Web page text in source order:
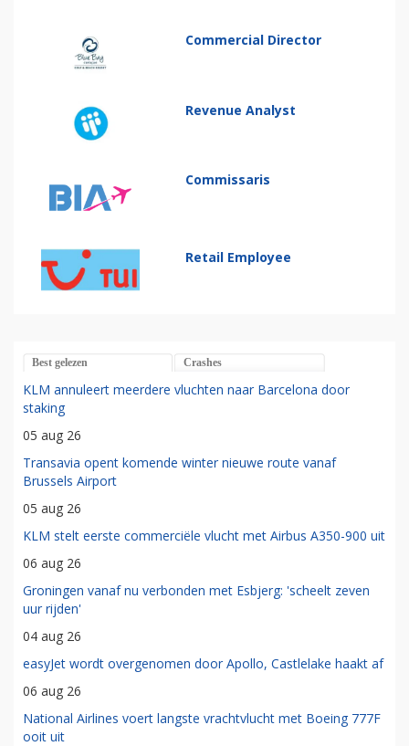
Commercial Director
Revenue Analyst
Commissaris
Retail Employee
Best gelezen Crashes
KLM annuleert meerdere vluchten naar Barcelona door
staking
05 aug 26
Transavia opent komende winter nieuwe route vanaf
Brussels Airport
05 aug 26
KLM stelt eerste commerciële vlucht met Airbus A350-900 uit
06 aug 26
Groningen vanaf nu verbonden met Esbjerg: 'scheelt zeven
uur rijden'
04 aug 26
easyJet wordt overgenomen door Apollo, Castlelake haakt af
06 aug 26
National Airlines voert langste vrachtvlucht met Boeing 777F
ooit uit